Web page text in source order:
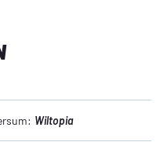
Wiltopia